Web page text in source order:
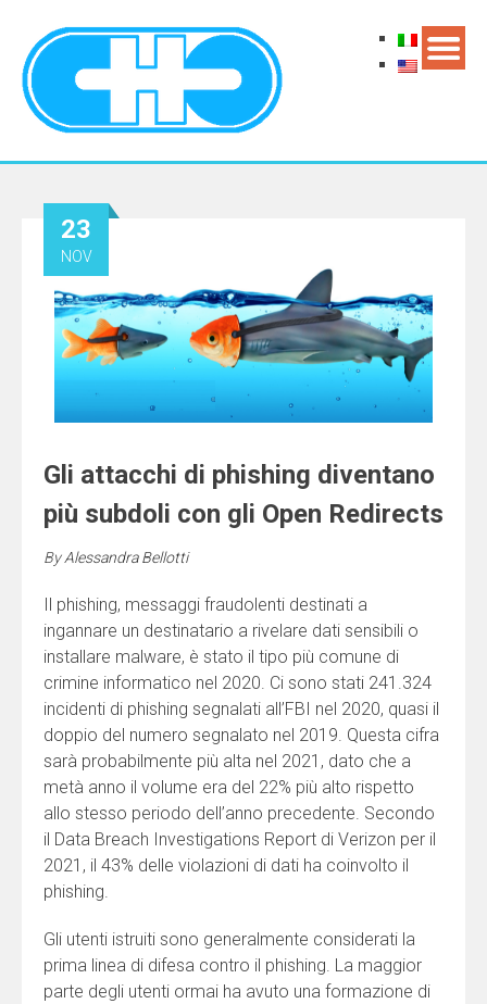
Gli attacchi di phishing diventano
più subdoli con gli Open Redirects
23
NOV
ByAlessandra Bellotti
Il phishing, messaggi fraudolenti destinati a
ingannare un destinatario a rivelare dati sensibili o
installare malware, è stato il tipo più comune di
crimine informatico nel 2020. Ci sono stati 241.324
incidenti di phishing segnalati all’FBI nel 2020, quasi il
doppio del numero segnalato nel 2019. Questa cifra
sarà probabilmente più alta nel 2021, dato che a
metà anno il volume era del 22% più alto rispetto
allo stesso periodo dell’anno precedente. Secondo
il Data Breach Investigations Report di Verizon per il
2021, il 43% delle violazioni di dati ha coinvolto il
phishing.
Gli utenti istruiti sono generalmente considerati la
prima linea di difesa contro il phishing. La maggior
parte degli utenti ormai ha avuto una formazione di